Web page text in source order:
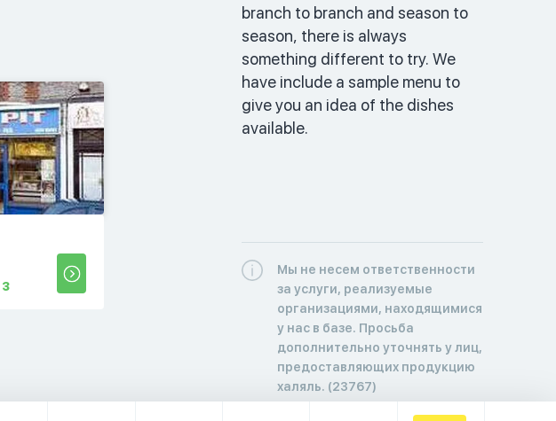
3
branch to branch and season to
season, there is always
something different to try. We
have include a sample menu to
give you an idea of the dishes
available.
Мы не несем ответственности
за услуги, реализуемые
организациями, находящимися
у нас в базе. Просьба
дополнительно уточнять у лиц,
предоставляющих продукцию
халяль. (23767)